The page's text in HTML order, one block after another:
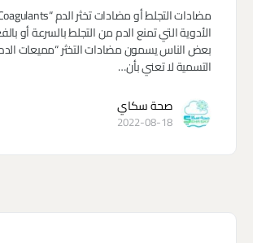
الأدوية التي تمنع الدم من التجلط بالسرعة أو
بعض الناس يسمون مضادات التخثر “مميعات
التسمية لا تعني بأن…
صحة سكاي
2022-08-18